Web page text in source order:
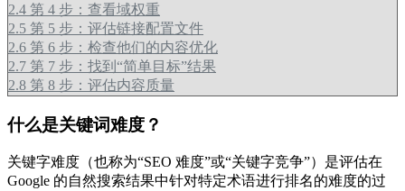
2.4 第 4 步：查看域权重
2.5 第 5 步：评估链接配置文件
2.6 第 6 步：检查他们的内容优化
2.7 第 7 步：找到“简单目标”结果
2.8 第 8 步：评估内容质量
什么是关键词难度？
关键字难度（也称为“SEO 难度”或“关键字竞争”）是评估在
Google 的自然搜索结果中针对特定术语进行排名的难度的过